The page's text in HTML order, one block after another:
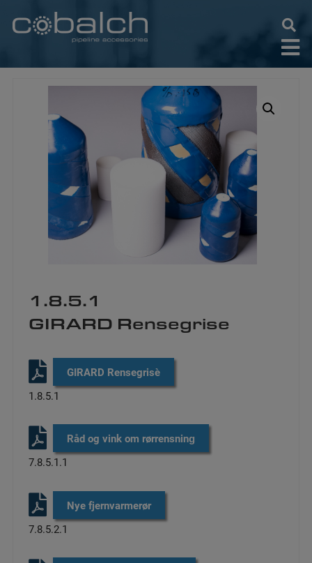
indholdet
1.8.5.1
GIRARD Rensegrise
GIRARD Rensegrise​
1.8.5.1
Råd og vink om rørrensning​
7.8.5.1.1
Nye fjernvarmerør
7.8.5.2.1